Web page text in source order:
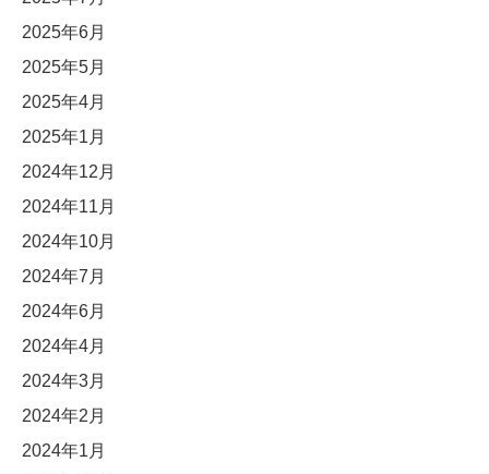
2025年6月
2025年5月
2025年4月
2025年1月
2024年12月
2024年11月
2024年10月
2024年7月
2024年6月
2024年4月
2024年3月
2024年2月
2024年1月